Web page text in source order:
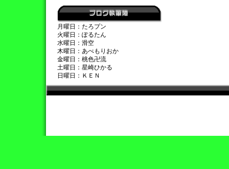
月曜日：たろプン
火曜日：ぽるたん
水曜日：滑空
木曜日：あべもりおか
金曜日：桃色卍流
土曜日：星崎ひかる
日曜日：ＫＥＮ